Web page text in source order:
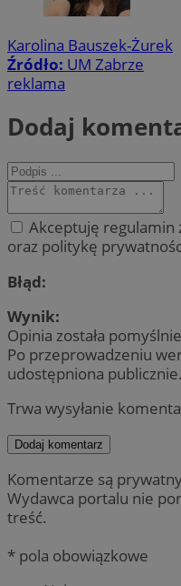
Karolina Bauszek-Żurek
Źródło: UM Zabrze
reklama
Dodaj
Akceptuję regulamin
oraz politykę
Błąd:
Wynik:
Opinia została
Po przeprowadzeniu
udostępniona publicznie.
Trwa wysyłanie
Dodaj komentarz
Komentarze są
Wydawca portalu nie
treść.
* pola obowiązkowe